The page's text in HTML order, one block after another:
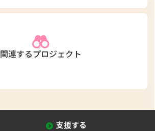
関連するプロジェクト
支援する